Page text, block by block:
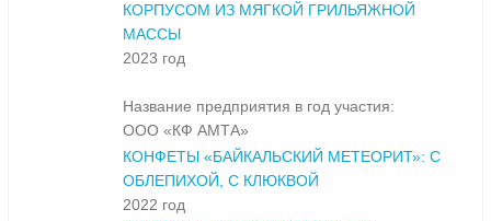
КОРПУСОМ ИЗ МЯГКОЙ ГРИЛЬЯЖНОЙ
МАССЫ
2023 год
Название предприятия в год участия:
ООО «КФ АМТА»
КОНФЕТЫ «БАЙКАЛЬСКИЙ МЕТЕОРИТ»: С
ОБЛЕПИХОЙ, С КЛЮКВОЙ
2022 год